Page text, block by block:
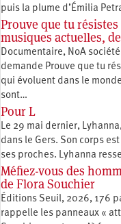
puis la plume d’Émilia
Prouve que tu
musiques actuelles,
Documentaire, NoA
demande Prouve que tu
qui évoluent dans le
sont…
Pour L
Le 29 mai dernier,
dans le Gers. Son corps
ses proches. Lyhanna
Méfiez-vous des
de Flora Souchier
Éditions Seuil, 2026, 176
rappelle les panneaux «